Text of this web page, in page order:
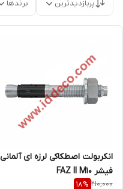
پربازدیدترین برندها
انکربولت اصطکاکی لرزه ای آلمانی
فیشر FAZ II M10
210,000
18%